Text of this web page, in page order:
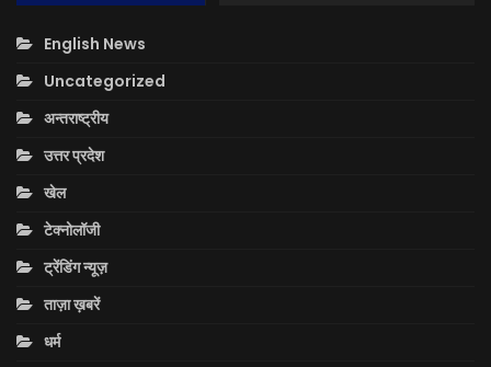
English News
Uncategorized
अन्तराष्ट्रीय
उत्तर प्रदेश
खेल
टेक्नोलॉजी
ट्रेंडिंग न्यूज़
ताज़ा ख़बरें
धर्म